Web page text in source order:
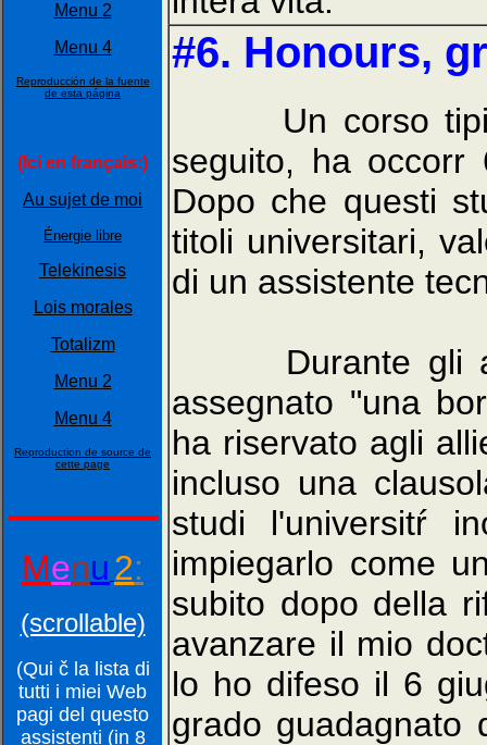
Menu 2
Menu 4
Reproducción de la fuente
de esta página
(Ici en français:)
Au sujet de moi
Énergie libre
Telekinesis
Lois morales
Totalizm
Menu 2
Menu 4
Reproduction de source de
cette page
Menu2:
(scrollable)
(Qui č la lista di
tutti i miei Web
pagi del questo
assistenti (in 8
#6. Honours,
Un corso tipico
seguito, ha occorr
Dopo che questi
titoli universitari,
di un assistente
Durante gli
assegnato "una
ha riservato agli
incluso una
studi l'universitŕ
impiegarlo come
subito dopo della
avanzare il mio
lo ho difeso il 6
grado guadagnato